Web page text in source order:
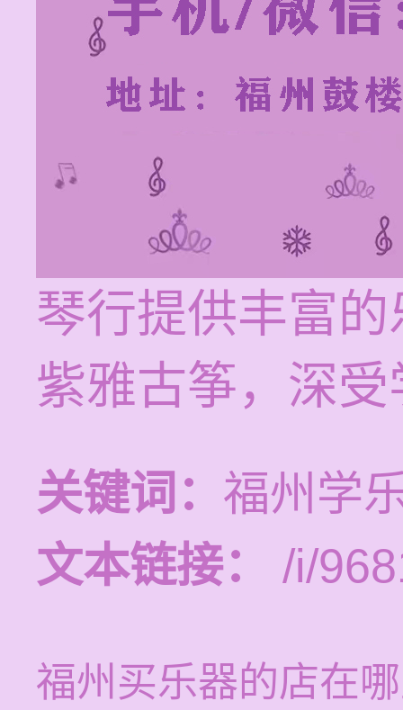
琴行提供丰富
紫雅古筝，深
关键词： 福州学
文本链接：
/i/
福州买乐器的店在